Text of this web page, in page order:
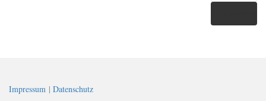
Impressum | Datenschutz